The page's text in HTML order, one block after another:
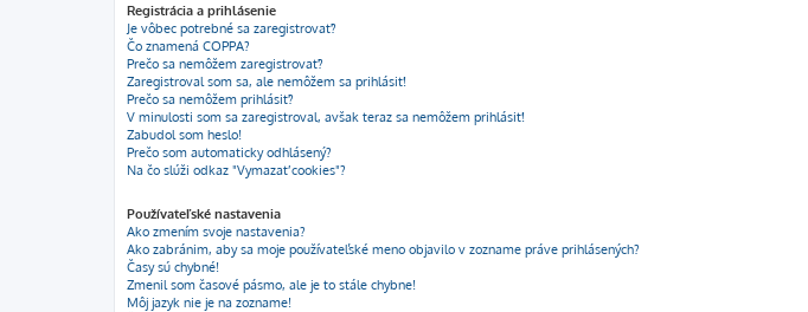
Registrácia a prihlásenie
Je vôbec potrebné sa zaregistrovať?
Čo znamená COPPA?
Prečo sa nemôžem zaregistrovať?
Zaregistroval som sa, ale nemôžem sa prihlásiť!
Prečo sa nemôžem prihlásiť?
V minulosti som sa zaregistroval, avšak teraz sa nemôžem prihlásiť!
Zabudol som heslo!
Prečo som automaticky odhlásený?
Na čo slúži odkaz "Vymazať cookies"?
Používateľské nastavenia
Ako zmením svoje nastavenia?
Ako zabránim, aby sa moje používateľské meno objavilo v zozname práve prihlásených?
Časy sú chybné!
Zmenil som časové pásmo, ale je to stále chybne!
Môj jazyk nie je na zozname!